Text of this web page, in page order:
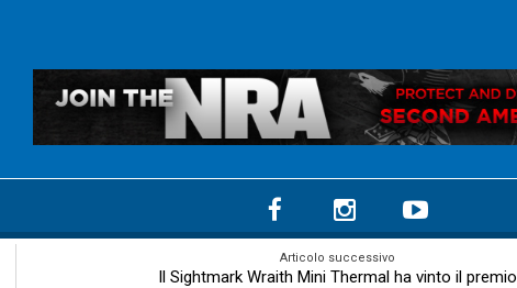
Articolo successivo
Il Sightmark Wraith Mini Thermal ha vinto il premio